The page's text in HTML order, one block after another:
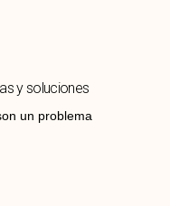
y soluciones
un problema